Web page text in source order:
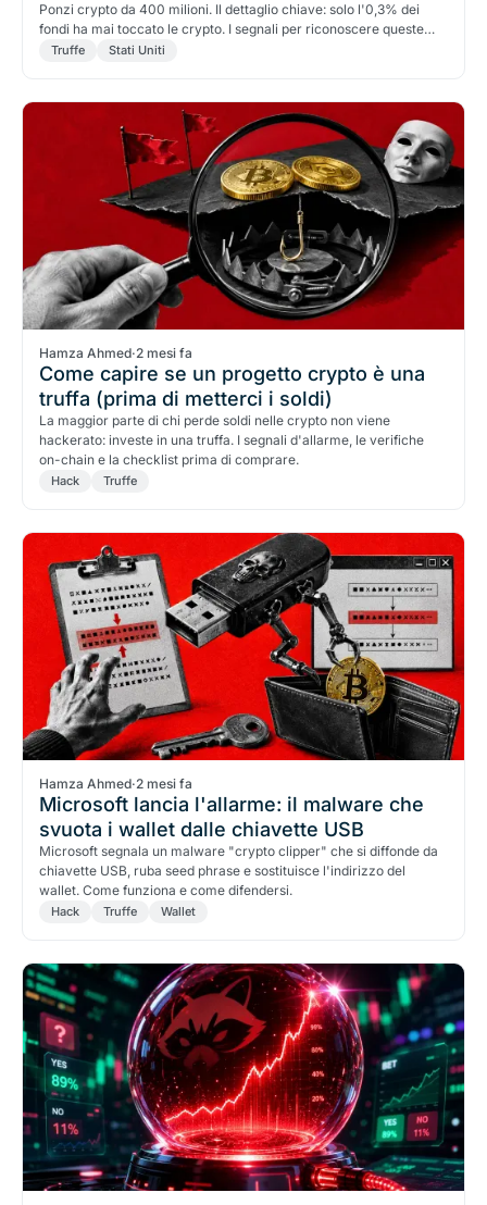
Ponzi crypto da 400 milioni. Il dettaglio chiave: solo l'0,3% dei
fondi ha mai toccato le crypto. I segnali per riconoscere queste
truffe.
Truffe Stati Uniti
Hamza Ahmed·2 mesi fa
Come capire se un progetto crypto è una
truffa (prima di metterci i soldi)
La maggior parte di chi perde soldi nelle crypto non viene
hackerato: investe in una truffa. I segnali d'allarme, le verifiche
on-chain e la checklist prima di comprare.
Hack Truffe
Hamza Ahmed·2 mesi fa
Microsoft lancia l'allarme: il malware che
svuota i wallet dalle chiavette USB
Microsoft segnala un malware "crypto clipper" che si diffonde da
chiavette USB, ruba seed phrase e sostituisce l'indirizzo del
wallet. Come funziona e come difendersi.
Hack Truffe Wallet